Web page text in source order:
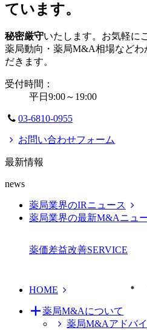
ています。
秘密厳守いたします。お気軽に
薬局動向・薬局M&A相場などわ
だきます。
受付時間：
平日9:00～19:00
03-6810-0955
お問い合わせフォーム
最新情報
news
薬局業界のIRニュース
薬局業界の最新M&Aニュ
薬価差益改善SERVICE
HOME
薬局M&Aについて
薬局M&Aアドバ